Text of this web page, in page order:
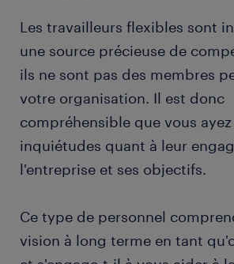
Les travailleurs flexibles sont
une source précieuse de
ils ne sont pas des membres
votre organisation. Il est donc
compréhensible que vous
inquiétudes quant à leur
l'entreprise et ses objectifs.
Ce type de personnel
vision à long terme en tant